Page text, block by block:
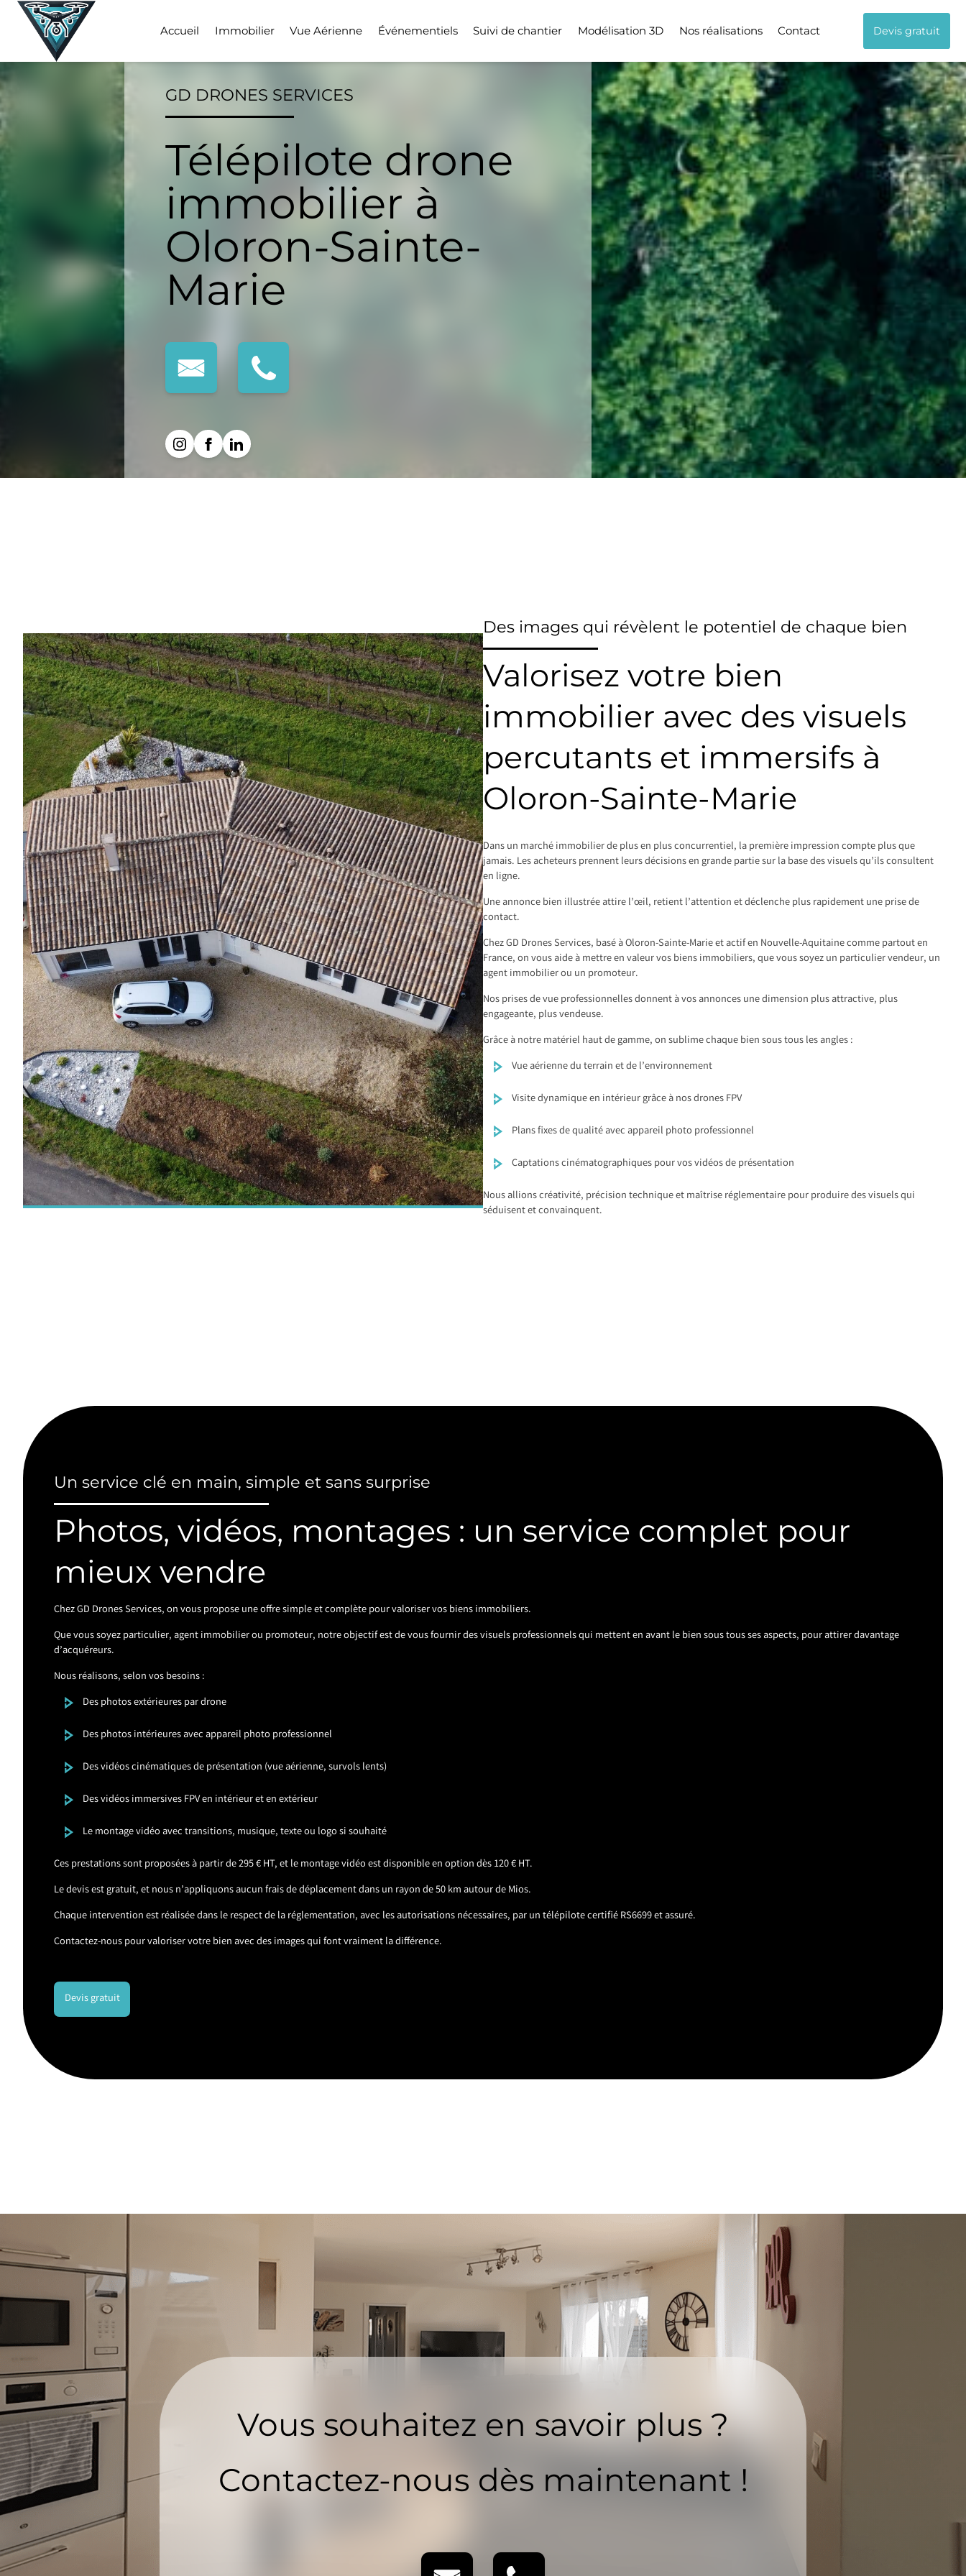
Skip
Accueil Immobilier Vue Aérienne Événementiels Suivi de chantier Modélisation 3D Nos réalisations Contact Devis gratuit
GD DRONES SERVICES
Télépilote drone
immobilier à
Oloron-Sainte-
Marie
Des images qui révèlent le potentiel de chaque bien
Valorisez votre bien
immobilier avec des visuels
percutants et immersifs à
Oloron-Sainte-Marie
Dans un marché immobilier de plus en plus concurrentiel, la première impression compte plus que
jamais. Les acheteurs prennent leurs décisions en grande partie sur la base des visuels qu’ils consultent
en ligne.
Une annonce bien illustrée attire l’œil, retient l’attention et déclenche plus rapidement une prise de
contact.
Chez GD Drones Services, basé à Oloron-Sainte-Marie et actif en Nouvelle-Aquitaine comme partout en
France, on vous aide à mettre en valeur vos biens immobiliers, que vous soyez un particulier vendeur, un
agent immobilier ou un promoteur.
Nos prises de vue professionnelles donnent à vos annonces une dimension plus attractive, plus
engageante, plus vendeuse.
Grâce à notre matériel haut de gamme, on sublime chaque bien sous tous les angles :
Vue aérienne du terrain et de l’environnement
Visite dynamique en intérieur grâce à nos drones FPV
Plans fixes de qualité avec appareil photo professionnel
Captations cinématographiques pour vos vidéos de présentation
Nous allions créativité, précision technique et maîtrise réglementaire pour produire des visuels qui
séduisent et convainquent.
Un service clé en main, simple et sans surprise
Photos, vidéos, montages : un service complet pour
mieux vendre
Chez GD Drones Services, on vous propose une offre simple et complète pour valoriser vos biens immobiliers.
Que vous soyez particulier, agent immobilier ou promoteur, notre objectif est de vous fournir des visuels professionnels qui mettent en avant le bien sous tous ses aspects, pour attirer davantage
d’acquéreurs.
Nous réalisons, selon vos besoins :
Des photos extérieures par drone
Des photos intérieures avec appareil photo professionnel
Des vidéos cinématiques de présentation (vue aérienne, survols lents)
Des vidéos immersives FPV en intérieur et en extérieur
Le montage vidéo avec transitions, musique, texte ou logo si souhaité
Ces prestations sont proposées à partir de 295 € HT, et le montage vidéo est disponible en option dès 120 € HT.
Le devis est gratuit, et nous n’appliquons aucun frais de déplacement dans un rayon de 50 km autour de Mios.
Chaque intervention est réalisée dans le respect de la réglementation, avec les autorisations nécessaires, par un télépilote certifié RS6699 et assuré.
Contactez-nous pour valoriser votre bien avec des images qui font vraiment la différence.
Devis gratuit
Vous souhaitez en savoir plus ?
Contactez-nous dès maintenant !